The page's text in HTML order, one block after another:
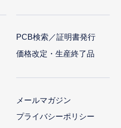
PCB検索／証明書発行
価格改定・生産終了品
メールマガジン
プライバシーポリシー